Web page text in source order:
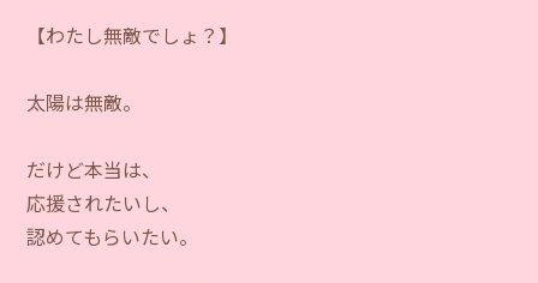
【わたし無敵でしょ？】
太陽は無敵。
だけど本当は、
応援されたいし、
認めてもらいたい。